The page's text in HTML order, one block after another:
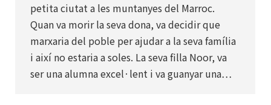
petita ciutat a les muntanyes del Marroc.
Quan va morir la seva dona, va decidir que
marxaria del poble per ajudar a la seva família
i així no estaria a soles. La seva filla Noor, va
ser una alumna excel·lent i va guanyar una…